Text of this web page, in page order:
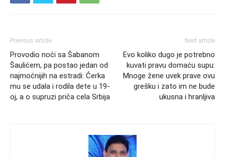
Previous article
Provodio noći sa Šabanom
Šaulićem, pa postao jedan od
najmoćnijih na estradi: Ćerka
mu se udala i rodila dete u 19-
oj, a o supruzi priča cela Srbija
Next article
Evo koliko dugo je potrebno
kuvati pravu domaću supu:
Mnoge žene uvek prave ovu
grešku i zato im ne bude
ukusna i hranljiva